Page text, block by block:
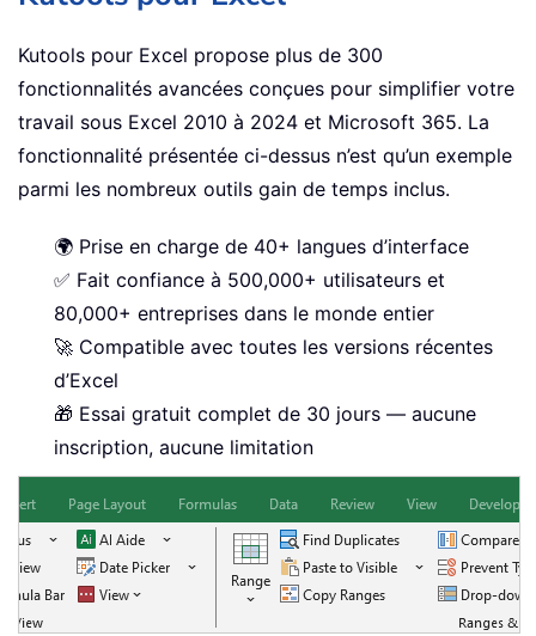
Kutools pour Excel propose plus de 300
fonctionnalités avancées conçues pour simplifier votre
travail sous Excel 2010 à 2024 et Microsoft 365. La
fonctionnalité présentée ci-dessus n’est qu’un exemple
parmi les nombreux outils gain de temps inclus.
🌍 Prise en charge de 40+ langues d’interface
✅ Fait confiance à 500,000+ utilisateurs et
80,000+ entreprises dans le monde entier
🚀 Compatible avec toutes les versions récentes
d’Excel
🎁 Essai gratuit complet de 30 jours — aucune
inscription, aucune limitation